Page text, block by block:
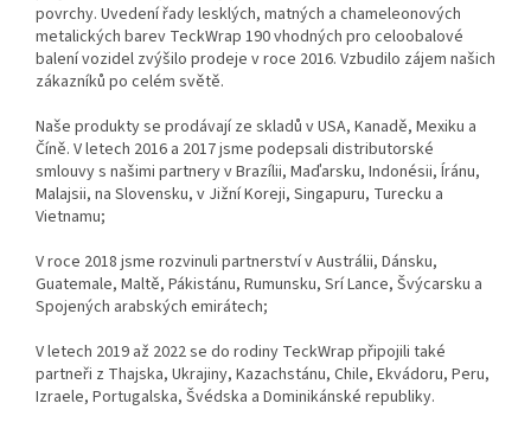
povrchy. Uvedení řady lesklých, matných a chameleonových
metalických barev TeckWrap 190 vhodných pro celoobalové
balení vozidel zvýšilo prodeje v roce 2016. Vzbudilo zájem našich
zákazníků po celém světě.
Naše produkty se prodávají ze skladů v USA, Kanadě, Mexiku a
Číně. V letech 2016 a 2017 jsme podepsali distributorské
smlouvy s našimi partnery v Brazílii, Maďarsku, Indonésii, Íránu,
Malajsii, na Slovensku, v Jižní Koreji, Singapuru, Turecku a
Vietnamu;
V roce 2018 jsme rozvinuli partnerství v Austrálii, Dánsku,
Guatemale, Maltě, Pákistánu, Rumunsku, Srí Lance, Švýcarsku a
Spojených arabských emirátech;
V letech 2019 až 2022 se do rodiny TeckWrap připojili také
partneři z Thajska, Ukrajiny, Kazachstánu, Chile, Ekvádoru, Peru,
Izraele, Portugalska, Švédska a Dominikánské republiky.